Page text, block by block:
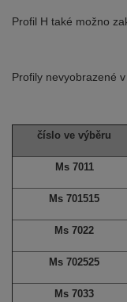
Profil H také možno
Profily nevyobrazené
číslo ve výběru
Ms 7011
Ms 701515
Ms 7022
Ms 702525
Ms 7033